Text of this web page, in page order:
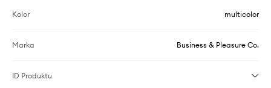
Kolor multicolor
Marka Business & Pleasure Co.
ID Produktu